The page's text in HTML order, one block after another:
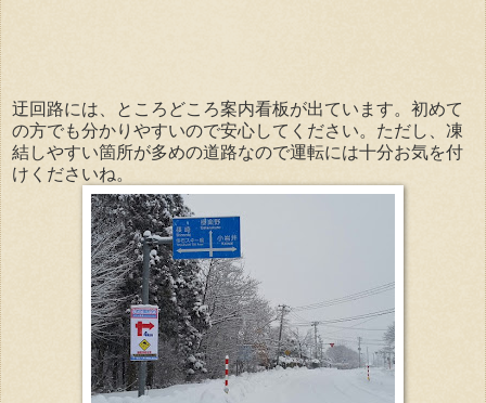
迂回路には、ところどころ案内看板が出ています。初めて
の方でも分かりやすいので安心してください。ただし、凍
結しやすい箇所が多めの道路なので運転には十分お気を付
けくださいね。